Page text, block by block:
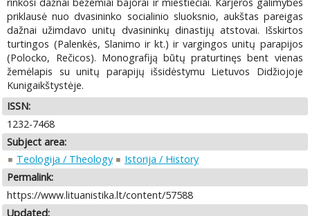
priklausė nuo dvasininko socialinio sluoksnio, aukštas pareigas
dažnai užimdavo unitų dvasininkų dinastijų atstovai. Išskirtos
turtingos (Palenkės, Slanimo ir kt.) ir vargingos unitų parapijos
(Polocko, Rečicos). Monografiją būtų praturtinęs bent vienas
žemėlapis su unitų parapijų išsidėstymu Lietuvos Didžiojoje
Kunigaikštystėje.
ISSN:
1232-7468
Subject area:
Teologija / Theology
Istorija / History
Permalink:
https://www.lituanistika.lt/content/57588
Updated: